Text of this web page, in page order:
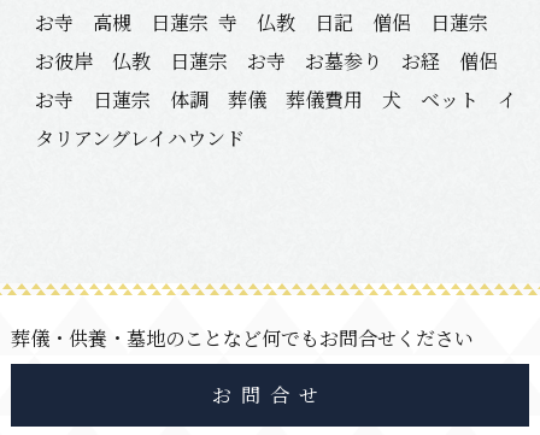
お寺 高槻 日蓮宗 寺 仏教 日記 僧侶 日蓮宗
お彼岸 仏教 日蓮宗 お寺 お墓参り お経 僧侶
お寺 日蓮宗 体調 葬儀 葬儀費用 犬 ベット イ
タリアングレイハウンド
葬儀・供養・墓地のことなど何でもお問合せください
お問合せ